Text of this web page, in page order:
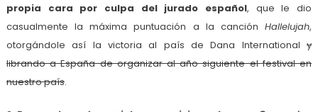
propia cara por culpa del jurado español, que le dio
casualmente la máxima puntuación a la canciónHallelujah,
otorgándole así la victoria al país de Dana Internationaly
librando a España de organizar al año siguiente el festival en
nuestro país.